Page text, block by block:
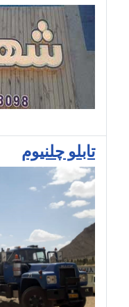
تابلو چلنیوم